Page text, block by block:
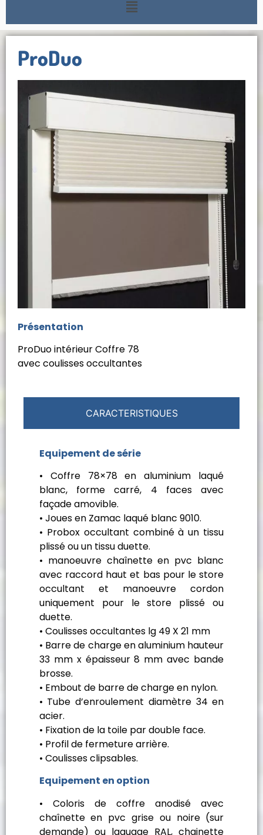
ProDuo
Présentation
ProDuo intérieur Coffre 78
avec coulisses occultantes
CARACTERISTIQUES
Equipement de série
• Coffre 78×78 en aluminium laqué
blanc, forme carré, 4 faces avec
façade amovible.
• Joues en Zamac laqué blanc 9010.
• Probox occultant combiné à un tissu
plissé ou un tissu duette.
• manoeuvre chaînette en pvc blanc
avec raccord haut et bas pour le store
occultant et manoeuvre cordon
uniquement pour le store plissé ou
duette.
• Coulisses occultantes lg 49 X 21 mm
• Barre de charge en aluminium hauteur
33 mm x épaisseur 8 mm avec bande
brosse.
• Embout de barre de charge en nylon.
• Tube d’enroulement diamètre 34 en
acier.
• Fixation de la toile par double face.
• Profil de fermeture arrière.
• Coulisses clipsables.
Equipement en option
• Coloris de coffre anodisé avec
chaînette en pvc grise ou noire (sur
demande) ou laquage RAL, chainette